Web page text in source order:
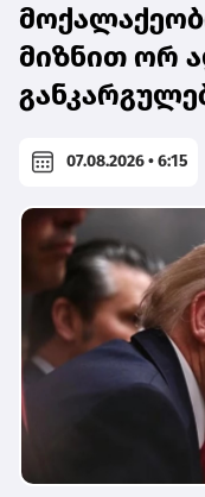
მიზნით ორ
07.08.2026 • 6:15